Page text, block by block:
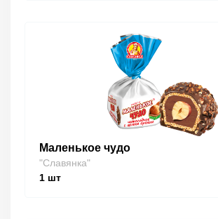
Маленькое чудо
"Славянка"
1 шт